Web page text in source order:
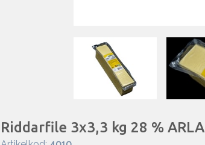
Riddarfile 3x3,3 kg 28 % ARLA